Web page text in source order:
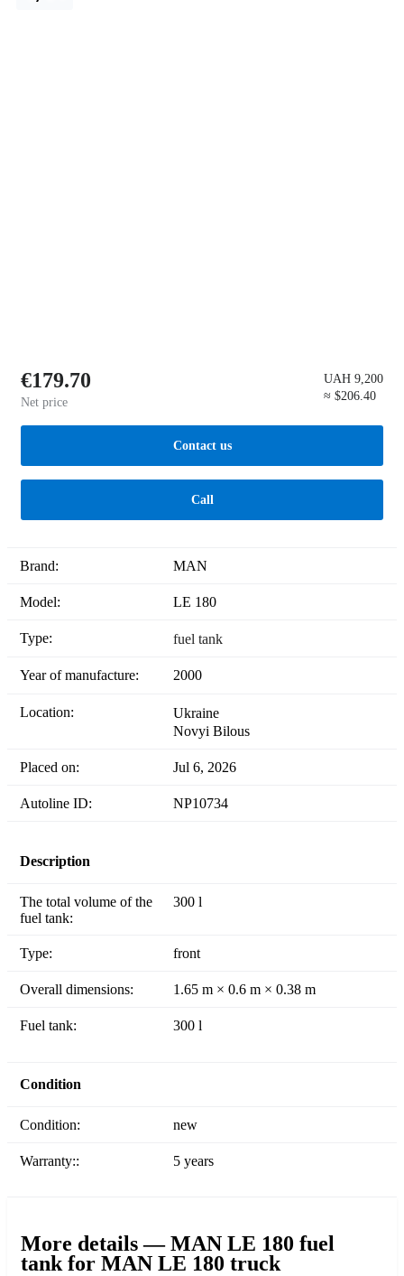
€179.70
Net price
UAH 9,200
≈ $206.40
Contact us
Call
Brand: MAN
Model: LE 180
Type: fuel tank
Year of manufacture: 2000
Location:
Ukraine
Novyi Bilous
Placed on: Jul 6, 2026
Autoline ID: NP10734
Description
The total volume of the
fuel tank:
300 l
Type: front
Overall dimensions: 1.65 m × 0.6 m × 0.38 m
Fuel tank: 300 l
Condition
Condition: new
Warranty:: 5 years
More details — MAN LE 180 fuel
tank for MAN LE 180 truck